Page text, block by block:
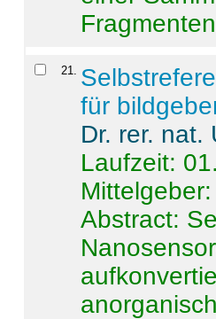
21
für
Dr. rer. nat.
Laufzeit:
Abstract: